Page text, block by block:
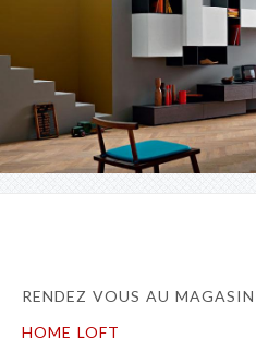
RENDEZ VOUS AU MAGASIN
HOME LOFT